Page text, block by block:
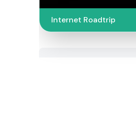
Internet Roadtrip